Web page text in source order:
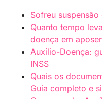
Sofreu
Quanto tempo
doença em
Auxílio-Doença:
INSS
Quais os
Guia completo e